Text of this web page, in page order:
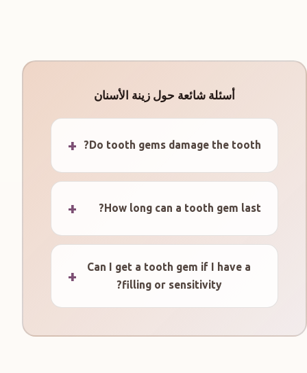
أسئلة شائعة حول زينة الأسنان
Do tooth gems damage the tooth?
How long can a tooth gem last?
Can I get a tooth gem if I have a
filling or sensitivity?